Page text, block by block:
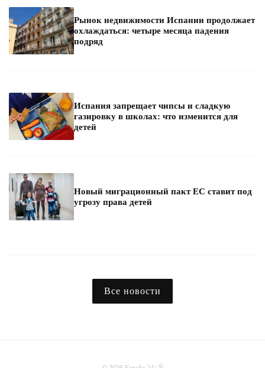
Рынок недвижимости Испании продолжает
охлаждаться: четыре месяца падения
подряд
Испания запрещает чипсы и сладкую
газировку в школах: что изменится для
детей
Новый миграционный пакт ЕС ставит под
угрозу права детей
Все новости